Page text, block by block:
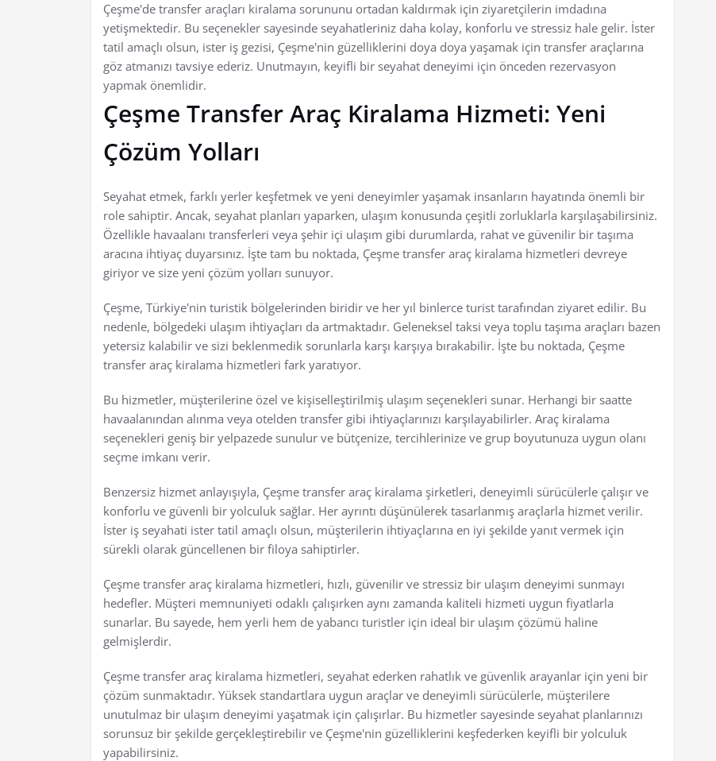
Çeşme'de transfer araçları kiralama sorununu ortadan kaldırmak için ziyaretçilerin imdadına
yetişmektedir. Bu seçenekler sayesinde seyahatleriniz daha kolay, konforlu ve stressiz hale gelir. İster
tatil amaçlı olsun, ister iş gezisi, Çeşme'nin güzelliklerini doya doya yaşamak için transfer araçlarına
göz atmanızı tavsiye ederiz. Unutmayın, keyifli bir seyahat deneyimi için önceden rezervasyon
yapmak önemlidir.
Çeşme Transfer Araç Kiralama Hizmeti: Yeni
Çözüm Yolları
Seyahat etmek, farklı yerler keşfetmek ve yeni deneyimler yaşamak insanların hayatında önemli bir
role sahiptir. Ancak, seyahat planları yaparken, ulaşım konusunda çeşitli zorluklarla karşılaşabilirsiniz.
Özellikle havaalanı transferleri veya şehir içi ulaşım gibi durumlarda, rahat ve güvenilir bir taşıma
aracına ihtiyaç duyarsınız. İşte tam bu noktada, Çeşme transfer araç kiralama hizmetleri devreye
giriyor ve size yeni çözüm yolları sunuyor.
Çeşme, Türkiye'nin turistik bölgelerinden biridir ve her yıl binlerce turist tarafından ziyaret edilir. Bu
nedenle, bölgedeki ulaşım ihtiyaçları da artmaktadır. Geleneksel taksi veya toplu taşıma araçları bazen
yetersiz kalabilir ve sizi beklenmedik sorunlarla karşı karşıya bırakabilir. İşte bu noktada, Çeşme
transfer araç kiralama hizmetleri fark yaratıyor.
Bu hizmetler, müşterilerine özel ve kişiselleştirilmiş ulaşım seçenekleri sunar. Herhangi bir saatte
havaalanından alınma veya otelden transfer gibi ihtiyaçlarınızı karşılayabilirler. Araç kiralama
seçenekleri geniş bir yelpazede sunulur ve bütçenize, tercihlerinize ve grup boyutunuza uygun olanı
seçme imkanı verir.
Benzersiz hizmet anlayışıyla, Çeşme transfer araç kiralama şirketleri, deneyimli sürücülerle çalışır ve
konforlu ve güvenli bir yolculuk sağlar. Her ayrıntı düşünülerek tasarlanmış araçlarla hizmet verilir.
İster iş seyahati ister tatil amaçlı olsun, müşterilerin ihtiyaçlarına en iyi şekilde yanıt vermek için
sürekli olarak güncellenen bir filoya sahiptirler.
Çeşme transfer araç kiralama hizmetleri, hızlı, güvenilir ve stressiz bir ulaşım deneyimi sunmayı
hedefler. Müşteri memnuniyeti odaklı çalışırken aynı zamanda kaliteli hizmeti uygun fiyatlarla
sunarlar. Bu sayede, hem yerli hem de yabancı turistler için ideal bir ulaşım çözümü haline
gelmişlerdir.
Çeşme transfer araç kiralama hizmetleri, seyahat ederken rahatlık ve güvenlik arayanlar için yeni bir
çözüm sunmaktadır. Yüksek standartlara uygun araçlar ve deneyimli sürücülerle, müşterilere
unutulmaz bir ulaşım deneyimi yaşatmak için çalışırlar. Bu hizmetler sayesinde seyahat planlarınızı
sorunsuz bir şekilde gerçekleştirebilir ve Çeşme'nin güzelliklerini keşfederken keyifli bir yolculuk
yapabilirsiniz.